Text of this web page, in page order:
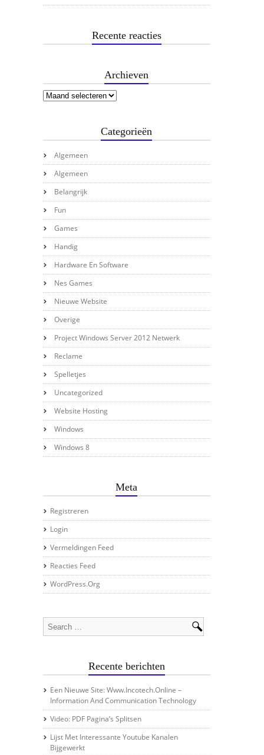
Recente reacties
Archieven
Categorieën
Algemeen
Algemeen
Belangrijk
Fun
Games
Handig
Hardware En Software
Nes Games
Nieuwe Website
Overige
Project Windows Server 2012 Netwerk
Reclame
Spelletjes
Uncategorized
Website Hosting
Windows
Windows 8
Meta
Registreren
Login
Vermeldingen Feed
Reacties Feed
WordPress.org
Recente berichten
Een Nieuwe Site: Www.incotech.online –
Information And Communication Technology
Video: PDF Pagina’s Splitsen
Lijst Met Interessante Youtube Kanalen
Bijgewerkt